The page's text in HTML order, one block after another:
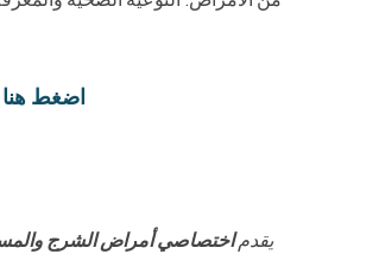
اضغط
يقدماختصاصي أمراض الشرج